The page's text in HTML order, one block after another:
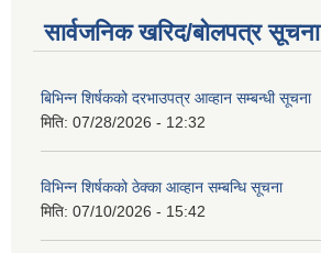
सार्वजनिक खरिद/बोलपत्र सूचना
बिभिन्‍न शिर्षकको दरभाउपत्र आव्हान सम्बन्धी सूचना
मिति: 07/28/2026 - 12:32
विभिन्न शिर्षकको ठेक्का आव्हान सम्बन्धि सूचना
मिति: 07/10/2026 - 15:42